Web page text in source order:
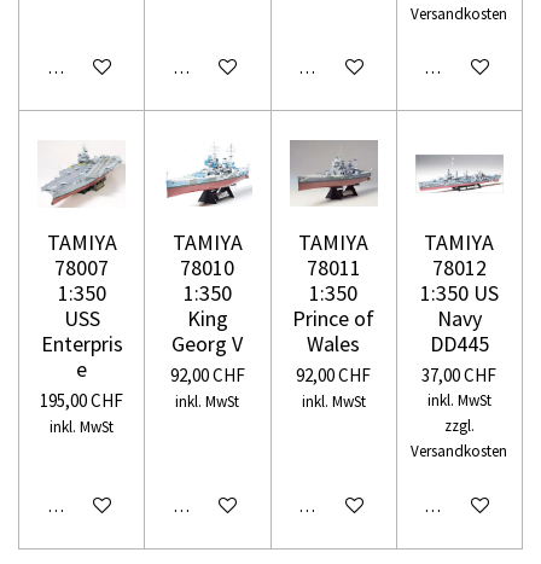
In den WarenkorbIn den WarenkorbIn den Warenkorb
Versandkosten
In den
TAMIYA
78007
1:350
USS
Enterpris
e
195,00 CHF
inkl. MwSt
In den Warenkorb
TAMIYA
78010
1:350
King
Georg V
92,00 CHF
inkl. MwSt
In den Warenkorb
TAMIYA
78011
1:350
Prince of
Wales
92,00 CHF
inkl. MwSt
In den Warenkorb
TAMIYA
78012
1:350 US
Navy
DD445
37,00 CHF
inkl. MwSt
zzgl.
Versandkosten
In den